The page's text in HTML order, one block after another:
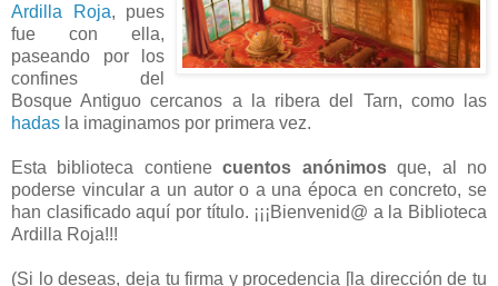
Ardilla Roja, pues
fue con ella,
paseando por los
confines del
Bosque Antiguo cercanos a la ribera del Tarn, como las
hadas la imaginamos por primera vez.
Esta biblioteca contienecuentos anónimosque, al no
poderse vincular a un autor o a una época en concreto, se
han clasificado aquí por título. ¡¡¡Bienvenid@ a la Biblioteca
Ardilla Roja!!!
(Si lo deseas, deja tu firma y procedencia [la dirección de tu